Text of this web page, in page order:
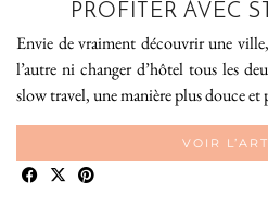
PROFITER AVEC
Envie de vraiment découvrir une
l’autre ni changer d’hôtel tous les
slow travel, une manière plus douce
VOIR